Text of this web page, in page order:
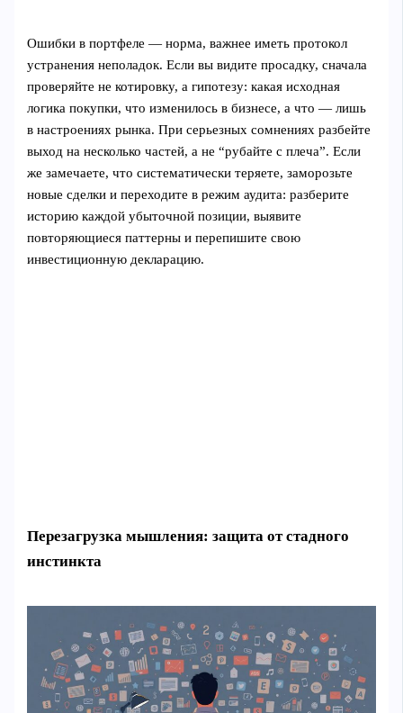
Ошибки в портфеле — норма, важнее иметь протокол
устранения неполадок. Если вы видите просадку, сначала
проверяйте не котировку, а гипотезу: какая исходная
логика покупки, что изменилось в бизнесе, а что — лишь
в настроениях рынка. При серьезных сомнениях разбейте
выход на несколько частей, а не “рубайте с плеча”. Если
же замечаете, что систематически теряете, заморозьте
новые сделки и переходите в режим аудита: разберите
историю каждой убыточной позиции, выявите
повторяющиеся паттерны и перепишите свою
инвестиционную декларацию.
Перезагрузка мышления: защита от стадного
инстинкта